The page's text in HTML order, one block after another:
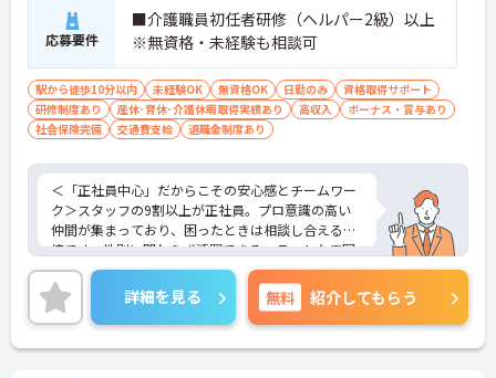
応募要件
■介護職員初任者研修（ヘルパー2級）以上
※無資格・未経験も相談可
駅から徒歩10分以内 未経験OK 無資格OK 日勤のみ
資格取得サポート
研修制度あり
産休･育休･介護休暇取得実績あり 高収入
ボーナス・賞与あり
社会保険完備
交通費支給 退職金制度あり
＜「正社員中心」だからこその安心感とチームワー
ク＞スタッフの9割以上が正社員。プロ意識の高い
仲間が集まっており、困ったときは相談し合える環
境です。性別に関わらず活躍できるフラットな雰囲
気があります。
＜電動自転車でラクラク移動！身体への負担を軽減
＞会社から1人1台、専用の電動自転車が支給されま
す（一部例外あり）。お客様のご自宅への移動が快
適になるだけでなく、貸与された自転車での通勤も
詳細を見る 無料 紹介してもらう